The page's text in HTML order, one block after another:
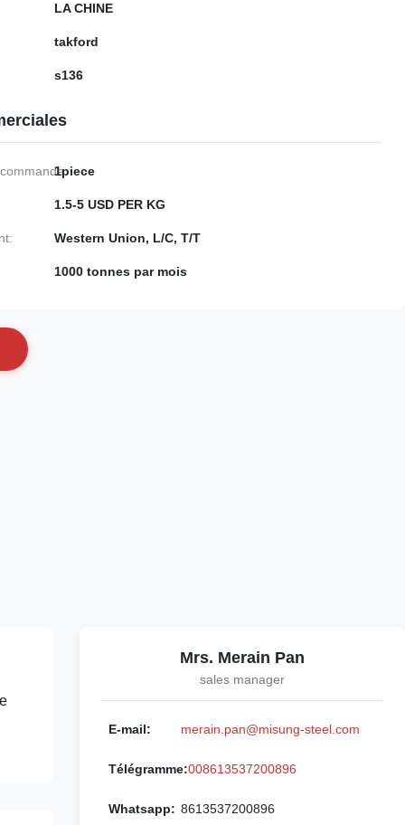
LA CHINE
takford
s136
1piece
1.5-5 USD PER KG
Western Union, L/C, T/T
1000 tonnes par mois
Mrs. Merain Pan
sales manager
E-mail: merain.pan@misung-steel.com
Télégramme:008613537200896
Whatsapp: 8613537200896